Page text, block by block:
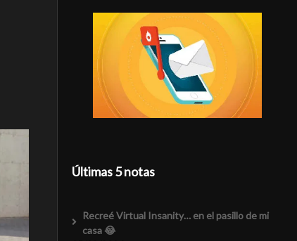
Últimas 5 notas
Recreé Virtual Insanity… en el pasillo de mi
casa 😂